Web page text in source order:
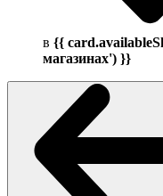
в {{
магазинах') }}